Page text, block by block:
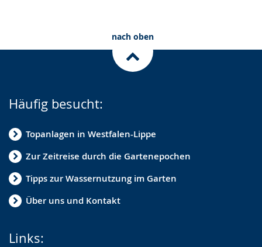
nach oben
Häufig besucht:
Topanlagen in Westfalen-Lippe
Zur Zeitreise durch die Gartenepochen
Tipps zur Wassernutzung im Garten
Über uns und Kontakt
Links: